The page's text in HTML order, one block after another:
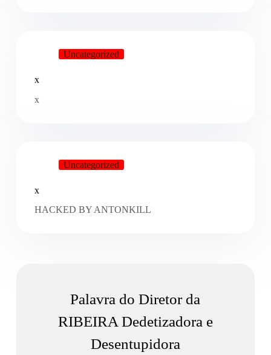
Uncategorized
x
x
Uncategorized
x
HACKED BY ANTONKILL
Palavra do Diretor da
RIBEIRA Dedetizadora e
Desentupidora